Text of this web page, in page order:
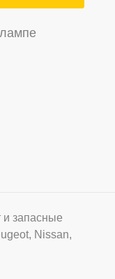
запасные
Nissan,